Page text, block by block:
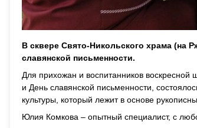
В сквере Свято-Никольского храма (на
славянской письменности.
Для прихожан и воспитанников
и День славянской письменности,
культуры, который лежит в основе
Юлия Комкова – опытный специалист, с